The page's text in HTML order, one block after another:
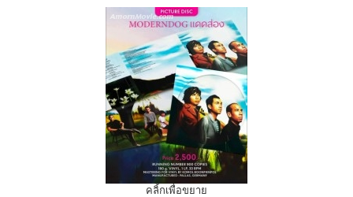
คลิ้กเพื่อขยาย